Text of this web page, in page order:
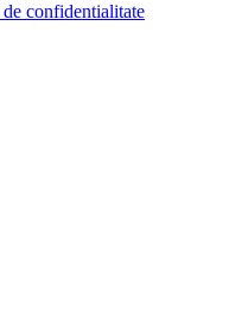
confidentialitate